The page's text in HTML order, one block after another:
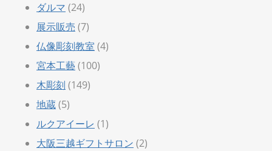
ダルマ (24)
展示販売 (7)
仏像彫刻教室 (4)
宮本工藝(100)
木彫刻 (149)
地蔵(5)
ルクアイーレ (1)
大阪三越ギフトサロン (2)